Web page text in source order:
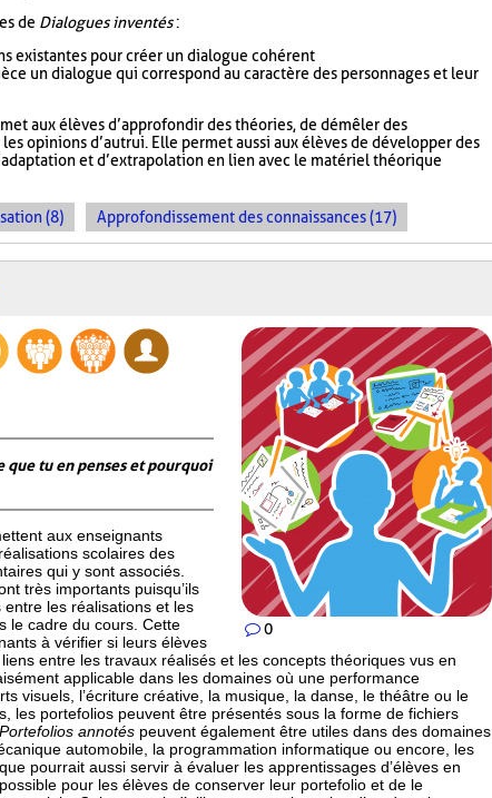
de Dialogues inventés:
existantes pour créer un dialogue cohérent
un dialogue qui correspond au caractère des personnages et leur
aux élèves d’approfondir des théories, de démêler des
opinions d’autrui. Elle permet aussi aux élèves de développer des
et d’extrapolation en lien avec le matériel théorique
(8) Approfondissement des connaissances (17)
0
que tu en penses et pourquoi
aux enseignants
scolaires des
qui y sont associés.
très importants puisqu’ils
les réalisations et les
le cadre du cours. Cette
à vérifier si leurs élèves
entre les travaux réalisés et les concepts théoriques vus en
applicable dans les domaines où une performance
visuels, l’écriture créative, la musique, la danse, le théâtre ou le
les portefolios peuvent être présentés sous la forme de fichiers
Portefolios annotés peuvent également être utiles dans des domaines
automobile, la programmation informatique ou encore, les
pourrait aussi servir à évaluer les apprentissages d’élèves en
pour les élèves de conserver leur portefolio et de le